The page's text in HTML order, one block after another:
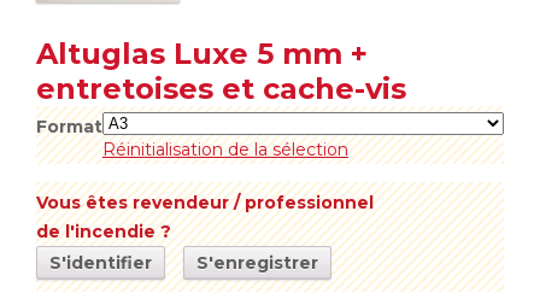
Altuglas Luxe 5 mm +
entretoises et cache-vis
Format
Réinitialisation de la sélection
Vous êtes revendeur / professionnel
de l'incendie ?
S'identifier
S'enregistrer